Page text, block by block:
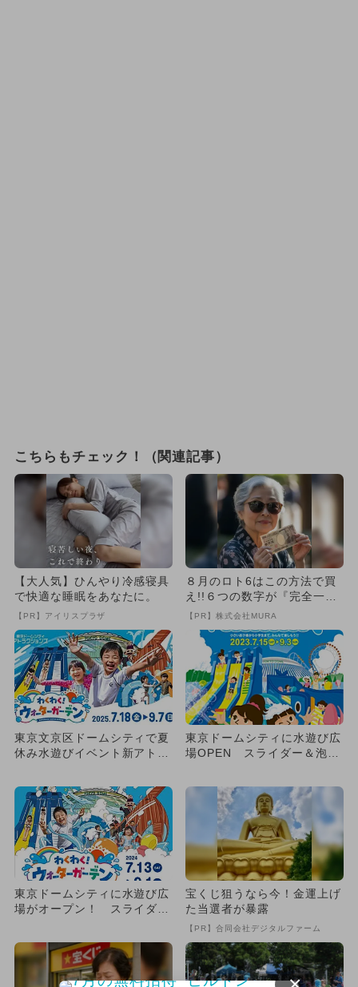
こちらもチェック！（関連記事）
【大人気】ひんやり冷感寝具
で快適な睡眠をあなたに。
【PR】アイリスプラザ
８月のロト6はこの方法で買
え!!６つの数字が『完全一
致』する方法
【PR】株式会社MURA
東京文京区ドームシティで夏
休み水遊びイベント新アトラ
東京ドームシティに水遊び広
場OPEN スライダー＆泡バ
東京ドームシティに水遊び広
場がオープン！ スライダー
宝くじ狙うなら今！金運上げ
た当選者が暴露
【PR】合同会社デジタルファーム